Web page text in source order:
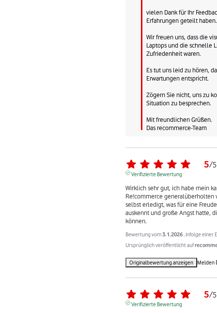
vielen Dank für Ihr
Erfahrungen geteilt
Wir freuen uns, dass die
Laptops und die schnelle
Zufriedenheit waren.
Es tut uns leid zu hören,
Erwartungen entspricht.
Zögern Sie nicht, uns zu
Situation zu besprechen.
Mit freundlichen Grüßen.
Das recommerce-Team
5/5
Verifizierte Bewertung
Wirklich sehr gut, ich habe mein
Re!commerce generalüberholten
selbst erledigt, was für eine
auskennt und große Angst hatte,
können.
Bewertung vom3.1.2026 , infolge einer
Ursprünglich veröffentlicht auf
Originalbewertung anzeigen Melden
5/5
Verifizierte Bewertung